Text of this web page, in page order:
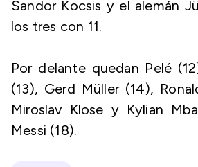
Sandor Kocsis y el alemán
los tres con 11.
Por delante quedan Pelé
(13), Gerd Müller (14),
Miroslav Klose y Kylian
Messi (18).